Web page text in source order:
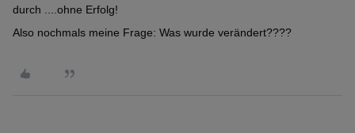
durch ....ohne Erfolg!
Also nochmals meine Frage: Was wurde verändert????